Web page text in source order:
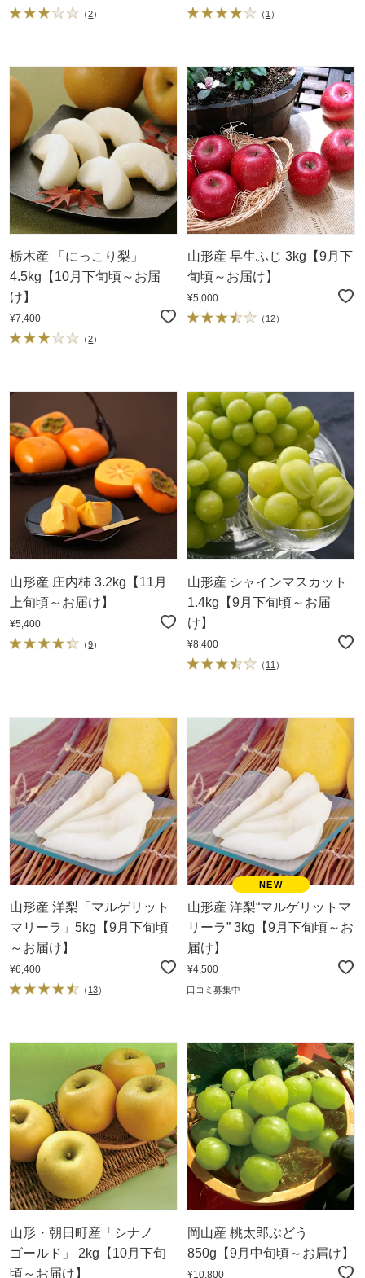
（2） （ 1 ）
栃木産 「にっこり梨」
4.5kg【10月下旬頃～お届
け】
¥7,400
（2）
山形産 早生ふじ 3kg【9月下
旬頃～お届け】
¥5,000
（ 12）
山形産 庄内柿 3.2kg【11月
上旬頃～お届け】
¥5,400
（9）
山形産 シャインマスカット
1.4kg【9月下旬頃～お届
け】
¥8,400
（ 11 ）
山形産 洋梨「マルゲリット
マリーラ」5kg【9月下旬頃
～お届け】
¥6,400
（ 13）
山形産 洋梨“マルゲリットマ
リーラ” 3kg【9月下旬頃～お
届け】
¥4,500
口コミ募集中
山形・朝日町産「シナノ
ゴールド」 2kg【10月下旬
頃～お届け】
岡山産 桃太郎ぶどう
850g【9月中旬頃～お届け】
¥10,800